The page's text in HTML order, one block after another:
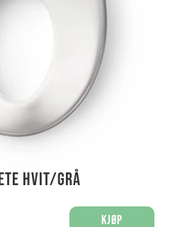
Hvit/Grå
Kjøp